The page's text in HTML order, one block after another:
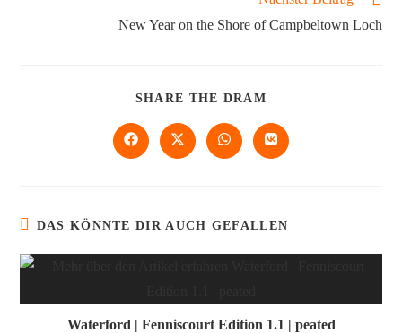
New Year on the Shore of Campbeltown Loch
SHARE THE DRAM
DAS KÖNNTE DIR AUCH GEFALLEN
Waterford | Fenniscourt Edition 1.1 | peated